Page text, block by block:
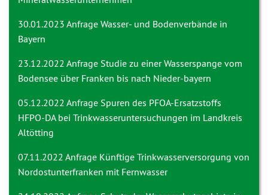
30.01.2023 Anfrage Wasser- und Bodenverbände in
Bayern
23.12.2022 Anfrage Studie zu einer Wasserspange vom
Bodensee über Franken bis nach Nieder-bayern
05.12.2022 Anfrage Spuren des PFOA-Ersatzstoffs
HFPO-DA bei Trinkwasseruntersuchungen im Landkreis
Altötting
07.11.2022 Anfrage Künftige Trinkwasserversorgung von
Nordostunterfranken mit Fernwasser